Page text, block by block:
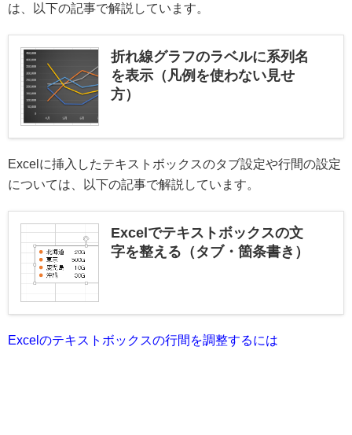
は、以下の記事で解説しています。
折れ線グラフのラベルに系列名
を表示（凡例を使わない見せ
方）
Excelに挿入したテキストボックスのタブ設定や行間の設定
については、以下の記事で解説しています。
Excelでテキストボックスの文
字を整える（タブ・箇条書き）
Excelのテキストボックスの行間を調整するには